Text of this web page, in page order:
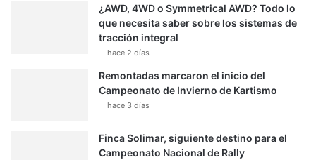
¿AWD, 4WD o Symmetrical AWD? Todo lo
que necesita saber sobre los sistemas de
tracción integral
hace 2 días
Remontadas marcaron el inicio del
Campeonato de Invierno de Kartismo
hace 3 días
Finca Solimar, siguiente destino para el
Campeonato Nacional de Rally